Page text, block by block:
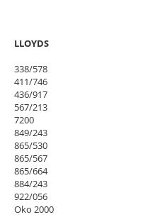
LLOYDS
338/578
411/746
436/917
567/213
7200
849/243
865/530
865/567
865/664
884/243
922/056
Oko 2000